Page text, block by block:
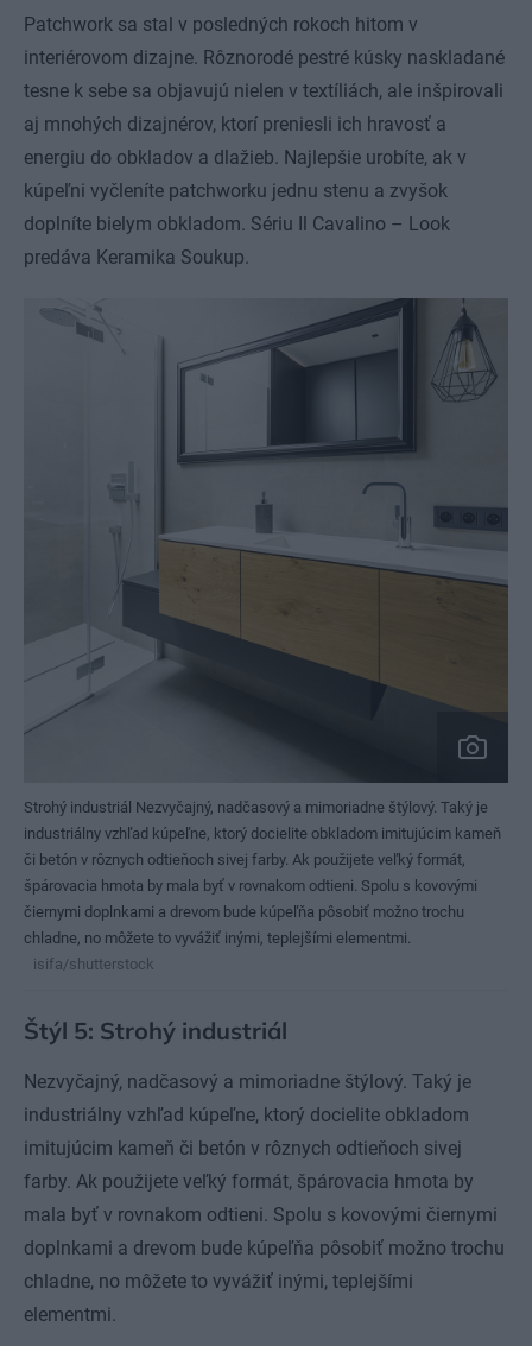
Patchwork sa stal v posledných rokoch hitom v
interiérovom dizajne. Rôznorodé pestré kúsky naskladané
tesne k sebe sa objavujú nielen v textíliách, ale inšpirovali
aj mnohých dizajnérov, ktorí preniesli ich hravosť a
energiu do obkladov a dlažieb. Najlepšie urobíte, ak v
kúpeľni vyčleníte patchworku jednu stenu a zvyšok
doplníte bielym obkladom. Sériu Il Cavalino – Look
predáva Keramika Soukup.
Strohý industriál Nezvyčajný, nadčasový a mimoriadne štýlový. Taký je
industriálny vzhľad kúpeľne, ktorý docielite obkladom imitujúcim kameň
či betón v rôznych odtieňoch sivej farby. Ak použijete veľký formát,
špárovacia hmota by mala byť v rovnakom odtieni. Spolu s kovovými
čiernymi doplnkami a drevom bude kúpeľňa pôsobiť možno trochu
chladne, no môžete to vyvážiť inými, teplejšími elementmi.
isifa/shutterstock
Štýl 5: Strohý industriál
Nezvyčajný, nadčasový a mimoriadne štýlový. Taký je
industriálny vzhľad kúpeľne, ktorý docielite obkladom
imitujúcim kameň či betón v rôznych odtieňoch sivej
farby. Ak použijete veľký formát, špárovacia hmota by
mala byť v rovnakom odtieni. Spolu s kovovými čiernymi
doplnkami a drevom bude kúpeľňa pôsobiť možno trochu
chladne, no môžete to vyvážiť inými, teplejšími
elementmi.